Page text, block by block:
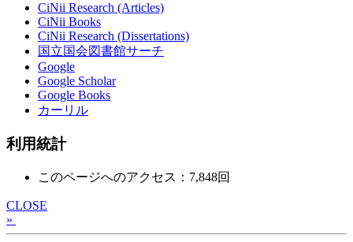
CiNii Research (Articles)
CiNii Books
CiNii Research (Dissertations)
国立国会図書館サーチ
Google
Google Scholar
Google Books
カーリル
利用統計
このページへのアクセス：7,848回
CLOSE
»